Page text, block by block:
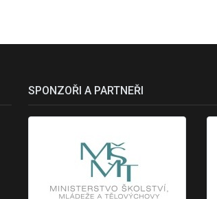
SPONZOŘI A PARTNEŘI